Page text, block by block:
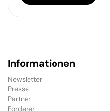
Informationen
Newsletter
Presse
Partner
Förderer